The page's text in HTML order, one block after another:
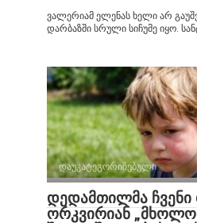
ვალერიამ ელენას ხელი არ
დარბაზში სრული სიჩუმე იყო.
დაუკატეგორიზებული
დედამთილმა ჩვენი
ორკვირიან